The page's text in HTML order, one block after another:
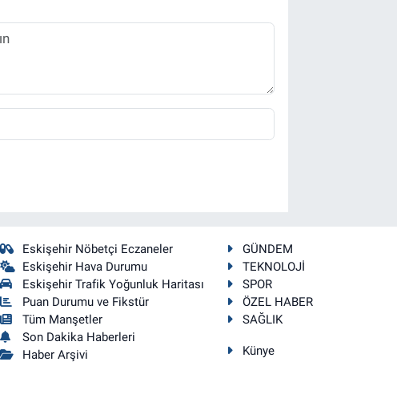
Eskişehir Nöbetçi Eczaneler
Eskişehir Hava Durumu
Eskişehir Trafik Yoğunluk Haritası
Puan Durumu ve Fikstür
Tüm Manşetler
Son Dakika Haberleri
Haber Arşivi
GÜNDEM
TEKNOLOJİ
SPOR
ÖZEL HABER
SAĞLIK
Künye